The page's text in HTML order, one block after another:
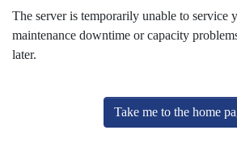
The server is temporarily unable to service
maintenance downtime or capacity
later.
Take me to the home